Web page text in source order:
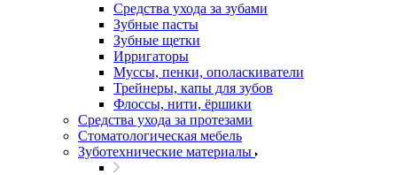
Средства ухода за зубами
Зубные пасты
Зубные щетки
Ирригаторы
Муссы, пенки, ополаскиватели
Трейнеры, капы для зубов
Флоссы, нити, ёршики
Средства ухода за протезами
Стоматологическая мебель
Зуботехнические материалы